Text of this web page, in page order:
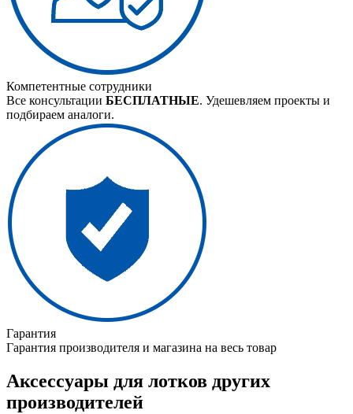
Компетентные сотрудники
Все консультации БЕСПЛАТНЫЕ. Удешевляем проекты и
подбираем аналоги.
Гарантия
Гарантия производителя и магазина на весь товар
Аксессуары для лотков других
производителей